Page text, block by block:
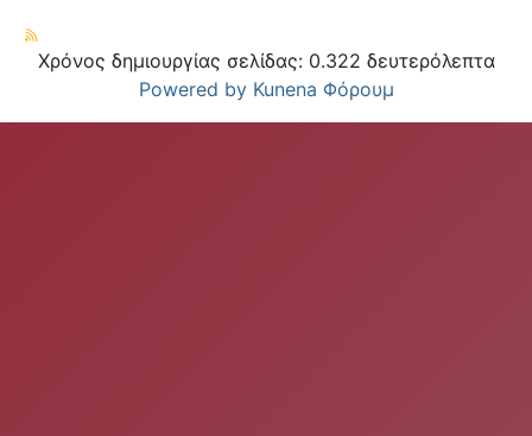
Χρόνος δημιουργίας σελίδας: 0.322 δευτερόλεπτα
Powered by Kunena Φόρουμ